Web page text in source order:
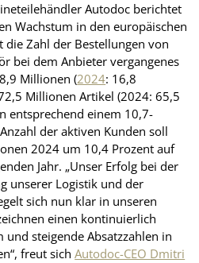
Autodoc berichtet
Wachstum in den europäischen
die Zahl der Bestellungen von
bei dem Anbieter vergangenes
Millionen (2024: 16,8
Millionen Artikel (2024: 65,5
entsprechend einem 10,7-
der aktiven Kunden soll
2024 um 10,4 Prozent auf
Jahr. „Unser Erfolg bei der
unserer Logistik und der
sich nun klar in unseren
einen kontinuierlich
steigende Absatzzahlen in
freut sichAutodoc-CEO Dmitri